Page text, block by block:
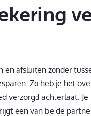
afsluiten zonder
Zo heb je het
verzorgd achterlaat.
een van beide